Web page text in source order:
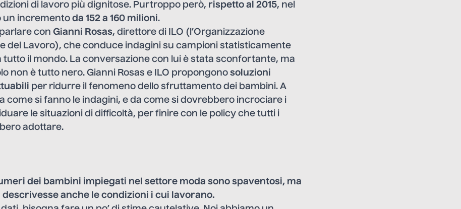
di lavoro più dignitose. Purtroppo però, rispetto al 2015, nel
un incremento da 152 a 160 milioni.
con Gianni Rosas, direttore di ILO (l’Organizzazione
del Lavoro), che conduce indagini su campioni statisticamente
tutto il mondo. La conversazione con lui è stata sconfortante, ma
non è tutto nero. Gianni Rosas e ILO propongono soluzioni
per ridurre il fenomeno dello sfruttamento dei bambini. A
come si fanno le indagini, e da come si dovrebbero incrociare i
le situazioni di difficoltà, per finire con le policy che tutti i
adottare.
dei bambini impiegati nel settore moda sono spaventosi, ma
anche le condizioni i cui lavorano.